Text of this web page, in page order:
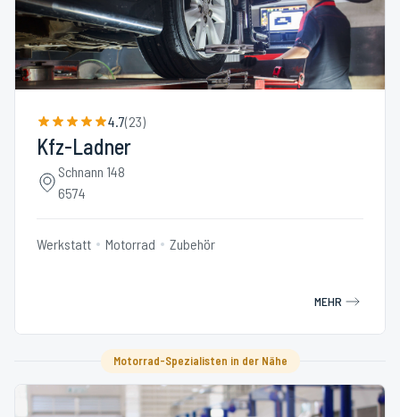
4.7(23)
Kfz-Ladner
Schnann 148
6574
Werkstatt Motorrad Zubehör
MEHR
Motorrad-Spezialisten in der Nähe